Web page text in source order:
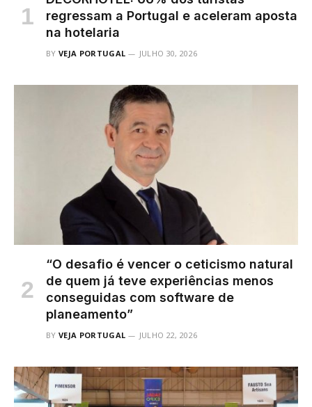
regressam a Portugal e aceleram aposta
na hotelaria
BY VEJA PORTUGAL JULHO 30, 2026
“O desafio é vencer o ceticismo natural
de quem já teve experiências menos
conseguidas com software de
planeamento”
BY VEJA PORTUGAL JULHO 22, 2026